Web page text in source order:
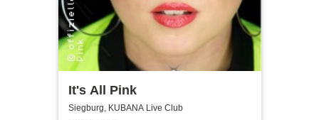
It's All Pink
Siegburg, KUBANA Live Club